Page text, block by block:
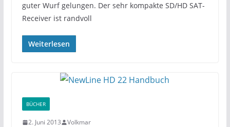
guter Wurf gelungen. Der sehr kompakte SD/HD SAT-
Receiver ist randvoll
Weiterlesen
BÜCHER
2. Juni 2013 Volkmar